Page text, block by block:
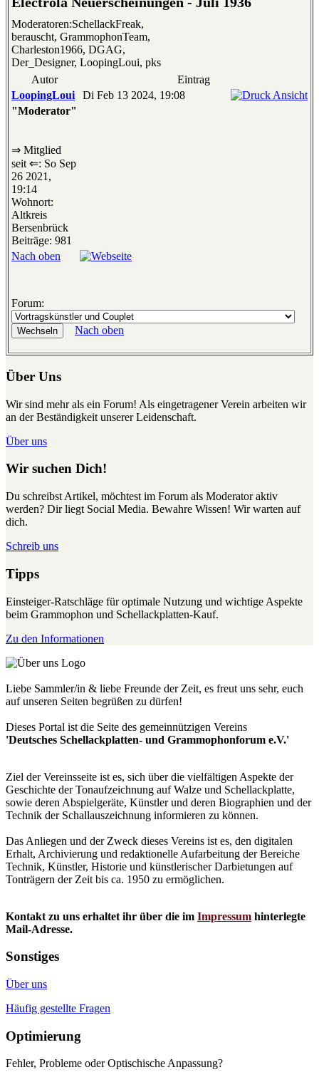
Moderatoren:SchellackFreak,
berauscht, GrammophonTeam,
Charleston1966, DGAG,
Der_Designer, LoopingLoui, pks
Autor
Eintrag
LoopingLoui
Di Feb 13 2024, 19:08
"Moderator"
⇒ Mitglied
seit ⇐: So Sep
26 2021,
19:14
Wohnort:
Altkreis
Bersenbrück
Beiträge: 981
Nach oben
Forum:
Nach oben
Über Uns
Wir sind mehr als ein Forum! Als eingetragener Verein arbeiten wir
an der Beständigkeit unserer Leidenschaft.
Über uns
Wir suchen Dich!
Du schreibst Artikel, möchtest im Forum als Moderator aktiv
werden? Dir liegt Social Media. Bewahre Wissen! Wir warten auf
dich.
Schreib uns
Tipps
Einsteiger-Ratschläge für optimale Nutzung und wichtige Aspekte
beim Grammophon und Schellackplatten-Kauf.
Zu den Informationen
Liebe Sammler/in & liebe Freunde der Zeit, es freut uns sehr, euch
auf unseren Seiten begrüßen zu dürfen!
Dieses Portal ist die Seite des gemeinnützigen Vereins
'Deutsches Schellackplatten- und Grammophonforum e.V.'
Ziel der Vereinsseite ist es, sich über die vielfältigen Aspekte der
Geschichte der Tonaufzeichnung auf Walze und Schellackplatte,
sowie deren Abspielgeräte, Künstler und deren Biographien und der
Technik der Schallauszeichnung informieren zu können.
Das Anliegen und der Zweck dieses Vereins ist es, den digitalen
Erhalt, Archivierung und redaktionelle Aufarbeitung der Bereiche
Technik, Künstler, Historie und künstlerischer Darbietungen auf
Tonträgern der Zeit bis ca. 1950 zu ermöglichen.
Kontakt zu uns erhaltet ihr über die im Impressum hinterlegte
Mail-Adresse.
Sonstiges
Über uns
Häufig gestellte Fragen
Optimierung
Fehler, Probleme oder Optischische Anpassung?